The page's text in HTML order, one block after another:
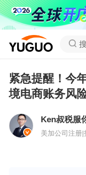
紧急提醒！今
境电商账务风
Ken叔税服
美加公司注册|